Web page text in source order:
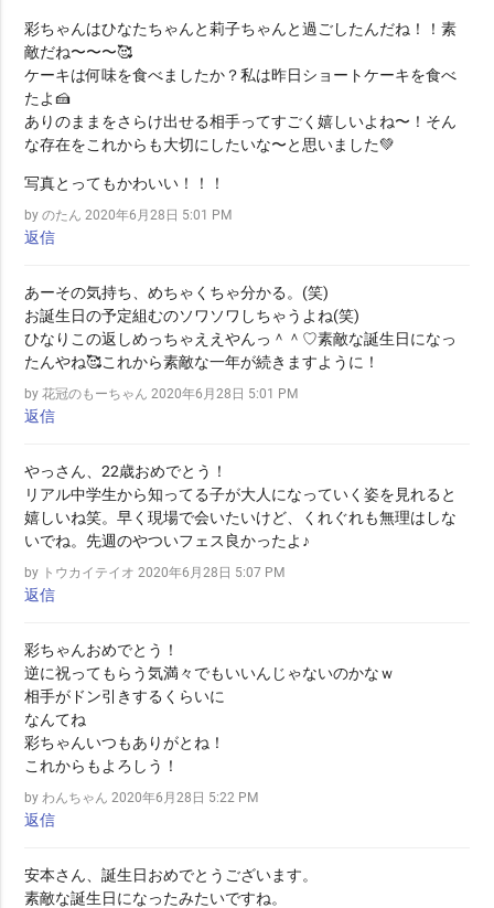
彩ちゃんはひなたちゃんと莉子ちゃんと過ごしたんだね！！素
敵だね〜〜〜🥰
ケーキは何味を食べましたか？私は昨日ショートケーキを食べ
たよ🍰
ありのままをさらけ出せる相手ってすごく嬉しいよね〜！そん
な存在をこれからも大切にしたいな〜と思いました💚
写真とってもかわいい！！！
by のたん 2020年6月28日 5:01 PM
返信
あーその気持ち、めちゃくちゃ分かる。(笑)
お誕生日の予定組むのソワソワしちゃうよね(笑)
ひなりこの返しめっちゃええやんっ＾＾♡素敵な誕生日になっ
たんやね🥰これから素敵な一年が続きますように！
by 花冠のもーちゃん 2020年6月28日 5:01 PM
返信
やっさん、22歳おめでとう！
リアル中学生から知ってる子が大人になっていく姿を見れると
嬉しいね笑。早く現場で会いたいけど、くれぐれも無理はしな
いでね。先週のやついフェス良かったよ♪
by トウカイテイオ 2020年6月28日 5:07 PM
返信
彩ちゃんおめでとう！
逆に祝ってもらう気満々でもいいんじゃないのかなｗ
相手がドン引きするくらいに
なんてね
彩ちゃんいつもありがとね！
これからもよろしう！
by わんちゃん 2020年6月28日 5:22 PM
返信
安本さん、誕生日おめでとうございます。
素敵な誕生日になったみたいですね。